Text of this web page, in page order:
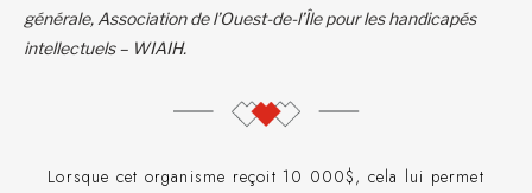
générale, Association de l’Ouest-de-l’Île pour les handicapés
intellectuels – WIAIH.
Lorsque cet organisme reçoit 10 000$, cela lui permet